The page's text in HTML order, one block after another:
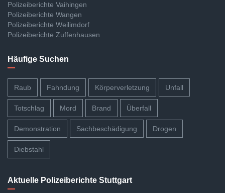
Polizeiberichte Vaihingen
Polizeiberichte Wangen
Polizeiberichte Weilimdorf
Polizeiberichte Zuffenhausen
Häufige Suchen
Raub Fahndung Körperverletzung Unfall
Totschlag Mord Brand Überfall
Demonstration Sachbeschädigung Drogen
Diebstahl
Aktuelle Polizeiberichte Stuttgart